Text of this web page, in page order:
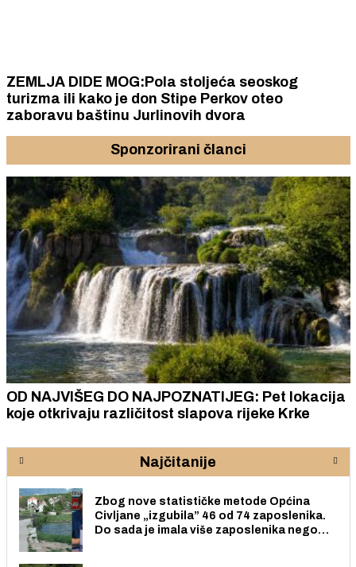
ZEMLJA DIDE MOG:Pola stoljeća seoskog
turizma ili kako je don Stipe Perkov oteo
zaboravu baštinu Jurlinovih dvora
Sponzorirani članci
OD NAJVIŠEG DO NAJPOZNATIJEG: Pet lokacija
koje otkrivaju različitost slapova rijeke Krke
Najčitanije
Zbog nove statističke metode Općina
Civljane „izgubila” 46 od 74 zaposlenika.
Do sada je imala više zaposlenika nego